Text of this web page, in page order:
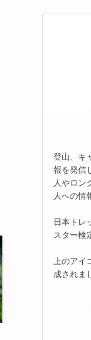
登山、キ
報を発信
人やロン
人への情
日本トレ
スター検
上のア
成されま